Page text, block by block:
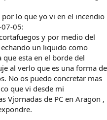
lo que yo vi en el incendio
05:
y por medio del
un liquido como
esta en el borde del
al verlo que es una forma de
No os puedo concretar mas
que vi desde mi
Vjornadas de PC en Aragon ,